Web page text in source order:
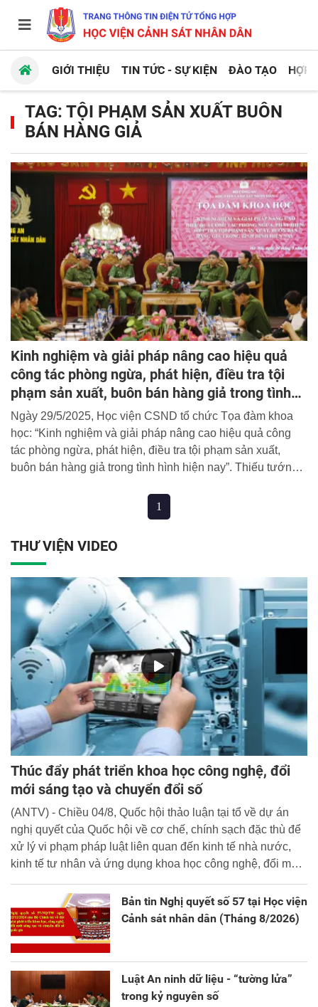
GIỚI THIỆU TIN TỨC - SỰ KIỆN ĐÀO TẠO HỢP
TAG: TỘI PHẠM SẢN XUẤT BUÔN
BÁN HÀNG GIẢ
Kinh nghiệm và giải pháp nâng cao hiệu quả
công tác phòng ngừa, phát hiện, điều tra tội
phạm sản xuất, buôn bán hàng giả trong tình
hình hiện nay
Ngày 29/5/2025, Học viện CSND tổ chức Tọa đàm khoa
học: “Kinh nghiệm và giải pháp nâng cao hiệu quả công
tác phòng ngừa, phát hiện, điều tra tội phạm sản xuất,
buôn bán hàng giả trong tình hình hiện nay”. Thiếu tướng,
1
THƯ VIỆN VIDEO
Thúc đẩy phát triển khoa học công nghệ, đổi
mới sáng tạo và chuyển đổi số
(ANTV) - Chiều 04/8, Quốc hội thảo luận tại tổ về dự án
nghị quyết của Quốc hội về cơ chế, chính sạch đặc thù để
xử lý vi phạm pháp luật liên quan đến kinh tế nhà nước,
kinh tế tư nhân và ứng dụng khoa học công nghệ, đổi mới
Bản tin Nghị quyết số 57 tại Học viện
Cảnh sát nhân dân (Tháng 8/2026)
Luật An ninh dữ liệu - “tường lửa”
trong kỷ nguyên số